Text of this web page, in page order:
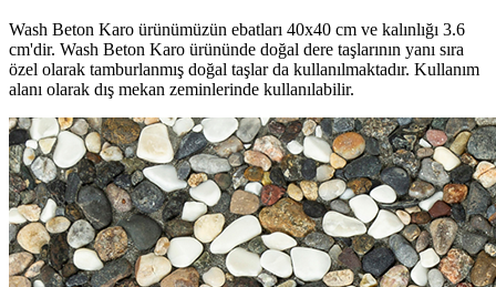
Wash Beton Karo ürünümüzün ebatları 40x40 cm ve kalınlığı 3.6
cm'dir. Wash Beton Karo ürününde doğal dere taşlarının yanı sıra
özel olarak tamburlanmış doğal taşlar da kullanılmaktadır. Kullanım
alanı olarak dış mekan zeminlerinde kullanılabilir.